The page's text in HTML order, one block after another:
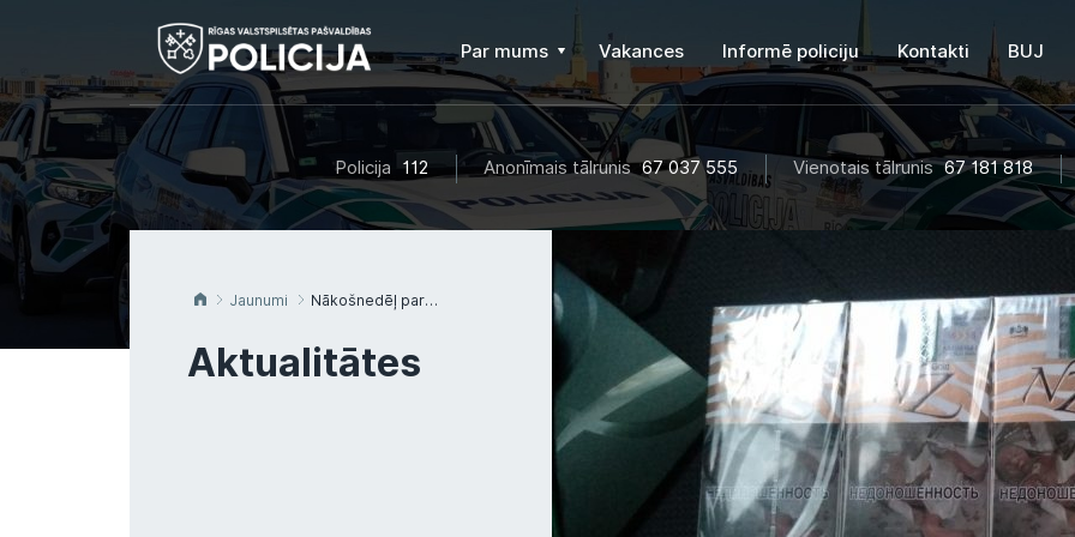
Par mums Vakances Informē policiju Kontakti BUJ
Policija 112 Anonīmais tālrunis 67 037 555 Vienotais tālrunis 67 181 818
Jaunumi Nākošnedēļ paredzēta policijas izņemto mantu iznīcināšana
Aktualitātes